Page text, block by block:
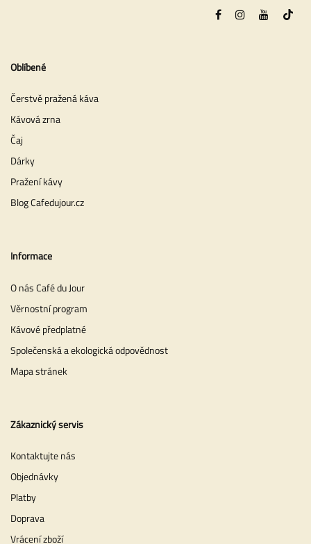
Oblíbené
Čerstvě pražená káva
Kávová zrna
Čaj
Dárky
Pražení kávy
Blog Cafedujour.cz
Informace
O nás Café du Jour
Věrnostní program
Kávové předplatné
Společenská a ekologická odpovědnost
Mapa stránek
Zákaznický servis
Kontaktujte nás
Objednávky
Platby
Doprava
Vrácení zboží